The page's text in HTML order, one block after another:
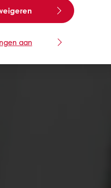
aan